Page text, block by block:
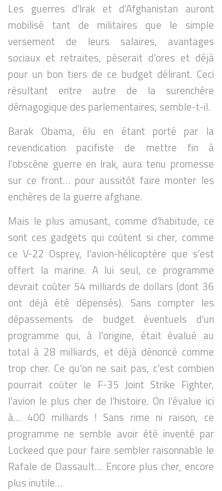
Les guerres d’Irak et d’Afghanistan auront
mobilisé tant de militaires que le simple
versement de leurs salaires, avantages
sociaux et retraites, pèserait d’ores et déjà
pour un bon tiers de ce budget délirant. Ceci
résultant entre autre de la surenchère
démagogique des parlementaires, semble-t-il.
Barak Obama, élu en étant porté par la
revendication pacifiste de mettre fin à
l’obscène guerre en Irak, aura tenu promesse
sur ce front… pour aussitôt faire monter les
enchères de la guerre afghane.
Mais le plus amusant, comme d’habitude, ce
sont ces gadgets qui coûtent si cher, comme
ce V-22 Osprey, l’avion-hélicoptère que s’est
offert la marine. A lui seul, ce programme
devrait coûter 54 milliards de dollars (dont 36
ont déjà été dépensés). Sans compter les
dépassements de budget éventuels d’un
programme qui, à l’origine, était évalué au
total à 28 milliards, et déjà dénoncé comme
trop cher. Ce qu’on ne sait pas, c’est combien
pourrait coûter le F-35 Joint Strike Fighter,
l’avion le plus cher de l’histoire. On l’évalue ici
à… 400 milliards ! Sans rime ni raison, ce
programme ne semble avoir été inventé par
Lockeed que pour faire sembler raisonnable le
Rafale de Dassault… Encore plus cher, encore
plus inutile…